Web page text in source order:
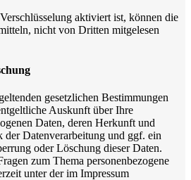
aktiviert ist, können die
nicht von Dritten mitgelesen
gesetzlichen Bestimmungen
Auskunft über Ihre
Daten, deren Herkunft und
der Datenverarbeitung und ggf. ein
oder Löschung dieser Daten.
zum Thema personenbezogene
unter der im Impressum